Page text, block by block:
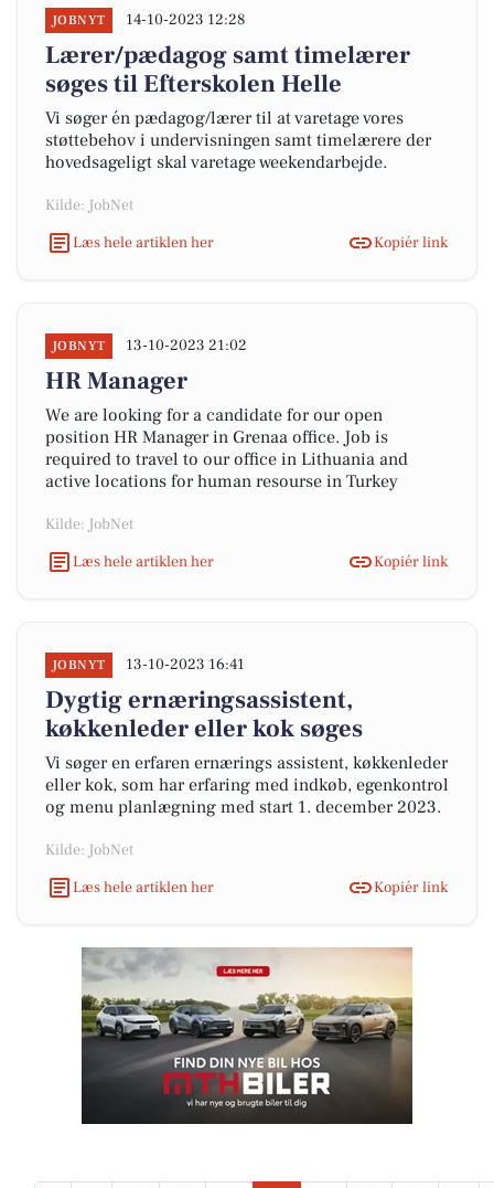
JOBNYT 14-10-2023 12:28
Lærer/pædagog samt timelærer
søges til Efterskolen Helle
Vi søger én pædagog/lærer til at varetage vores
støttebehov i undervisningen samt timelærere der
hovedsageligt skal varetage weekendarbejde.
Kilde: JobNet
Læs hele artiklen her
Kopiér link
JOBNYT 13-10-2023 21:02
HR Manager
We are looking for a candidate for our open
position HR Manager in Grenaa office. Job is
required to travel to our office in Lithuania and
active locations for human resourse in Turkey
Kilde: JobNet
Læs hele artiklen her
Kopiér link
JOBNYT 13-10-2023 16:41
Dygtig ernæringsassistent,
køkkenleder eller kok søges
Vi søger en erfaren ernærings assistent, køkkenleder
eller kok, som har erfaring med indkøb, egenkontrol
og menu planlægning med start 1. december 2023.
Kilde: JobNet
Læs hele artiklen her
Kopiér link